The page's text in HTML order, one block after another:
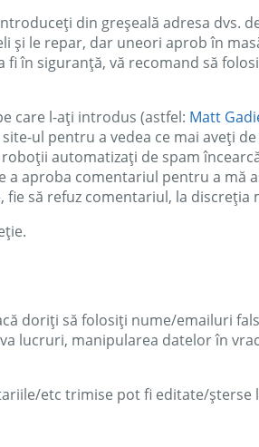
din greșeală adresa dvs.
și le repar, dar uneori aprob în
în siguranță, vă recomand să
care l-ați introdus (astfel: Matt
ul pentru a vedea ce mai aveți
automatizați de spam
a aproba comentariul pentru a mă
să refuz comentariul, la discreția
doriți să folosiți nume/emailuri
lucruri, manipularea datelor în
etc trimise pot fi editate/șterse